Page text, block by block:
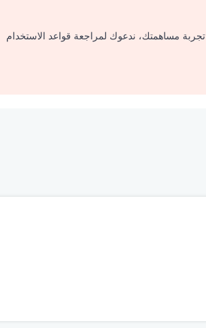
تجربة مساهمتك، ندعوك لمراجعة قواعد الاستخدام